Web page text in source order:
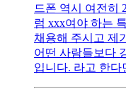
드폰 역시 여전히
럼 xxx여야 하는
채용해 주시고 제
어떤 사람들보다
입니다. 라고 한다